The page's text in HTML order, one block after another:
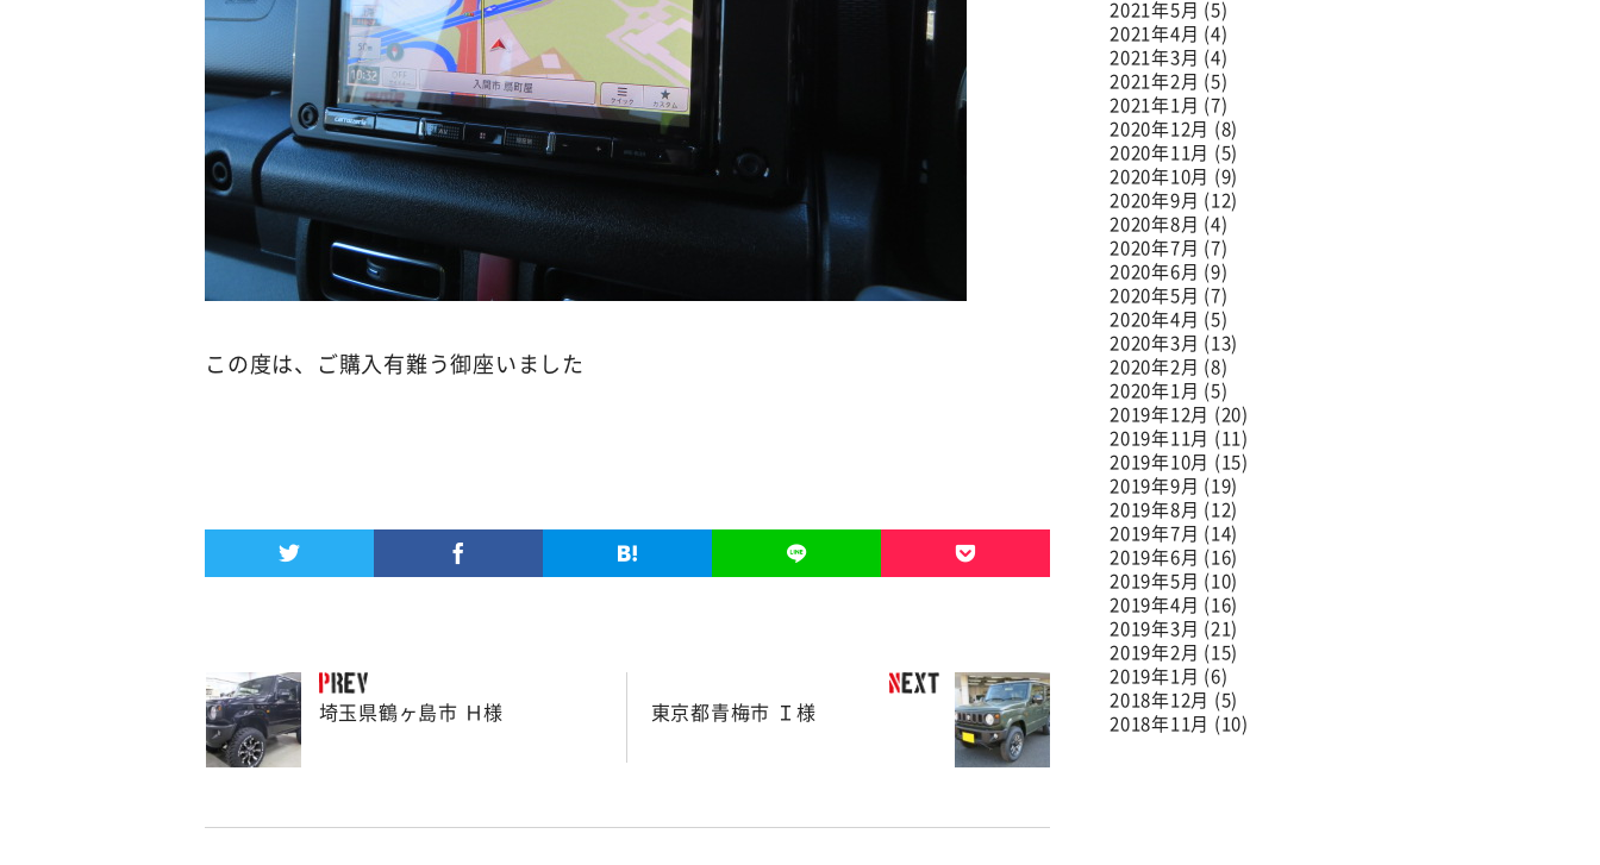
この度は、ご購入有難う御座いました
埼玉県鶴ヶ島市 Ｈ様 東京都青梅市 Ｉ様
2021年5月 (5)
2021年4月 (4)
2021年3月 (4)
2021年2月 (5)
2021年1月 (7)
2020年12月 (8)
2020年11月 (5)
2020年10月 (9)
2020年9月 (12)
2020年8月 (4)
2020年7月 (7)
2020年6月 (9)
2020年5月 (7)
2020年4月 (5)
2020年3月 (13)
2020年2月 (8)
2020年1月 (5)
2019年12月 (20)
2019年11月 (11)
2019年10月 (15)
2019年9月 (19)
2019年8月 (12)
2019年7月 (14)
2019年6月 (16)
2019年5月 (10)
2019年4月 (16)
2019年3月 (21)
2019年2月 (15)
2019年1月 (6)
2018年12月 (5)
2018年11月 (10)